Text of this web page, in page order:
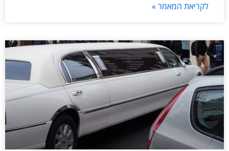
לקריאת המאמר »